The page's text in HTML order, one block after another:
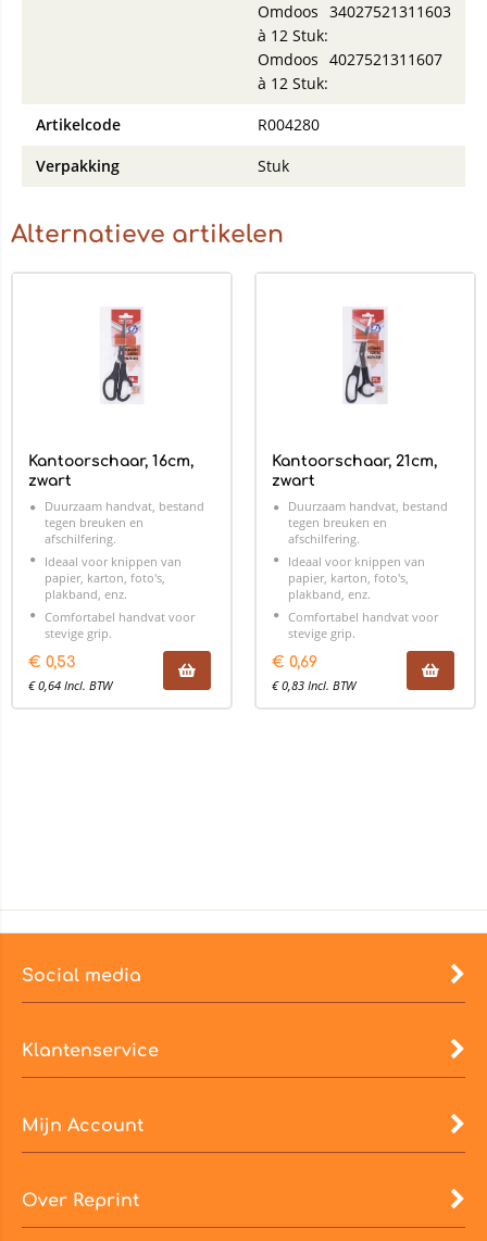
Omdoos
à 12 Stuk:
34027521311603
Omdoos
à 12 Stuk:
4027521311607
Artikelcode
R004280
Verpakking
Stuk
Alternatieve artikelen
Kantoorschaar, 16cm,
zwart
Duurzaam handvat, bestand
tegen breuken en
afschilfering.
Ideaal voor knippen van
papier, karton, foto's,
plakband, enz.
Comfortabel handvat voor
stevige grip.
€ 0,53
€0,64 Incl. BTW
Kantoorschaar, 21cm,
zwart
Duurzaam handvat, bestand
tegen breuken en
afschilfering.
Ideaal voor knippen van
papier, karton, foto's,
plakband, enz.
Comfortabel handvat voor
stevige grip.
€ 0,69
€0,83 Incl. BTW
Social media
Klantenservice
Mijn Account
Over Reprint